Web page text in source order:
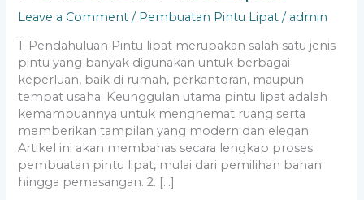
Leave a Comment / Pembuatan Pintu Lipat / admin
1. Pendahuluan Pintu lipat merupakan salah satu jenis
pintu yang banyak digunakan untuk berbagai
keperluan, baik di rumah, perkantoran, maupun
tempat usaha. Keunggulan utama pintu lipat adalah
kemampuannya untuk menghemat ruang serta
memberikan tampilan yang modern dan elegan.
Artikel ini akan membahas secara lengkap proses
pembuatan pintu lipat, mulai dari pemilihan bahan
hingga pemasangan. 2. […]